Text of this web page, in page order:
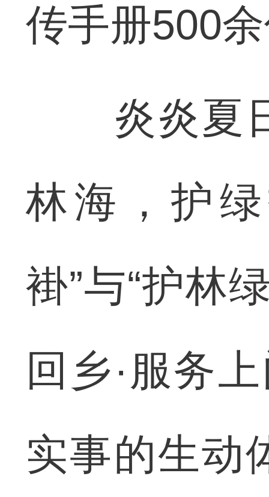
传手册500
炎炎夏日
林海，护
褂”与“护林
回乡·服务
实事的生动